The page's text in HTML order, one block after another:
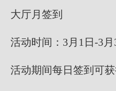
大厅月签到
活动时间：3月1日-3月
活动期间每日签到可